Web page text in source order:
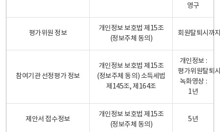
영구
평가위원 정보
개인정보 보호법 제15조
(정보주체 동의)
회원탈퇴시까
참여기관 선정평가 정보
개인정보 보호법 제15조
(정보주체 동의) 소득세법
제145조, 제164조
개인정보 :
평가위원탈퇴
녹화영상 :
1년
제안서 접수정보
개인정보 보호법 제15조
(정보주체 동의)
5년